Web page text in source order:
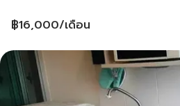
฿16,000/เดือน